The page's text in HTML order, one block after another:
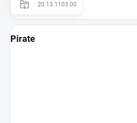
20.13.1103.00
Pirate